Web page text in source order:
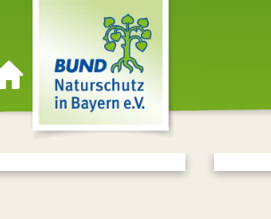
Zur Startseite